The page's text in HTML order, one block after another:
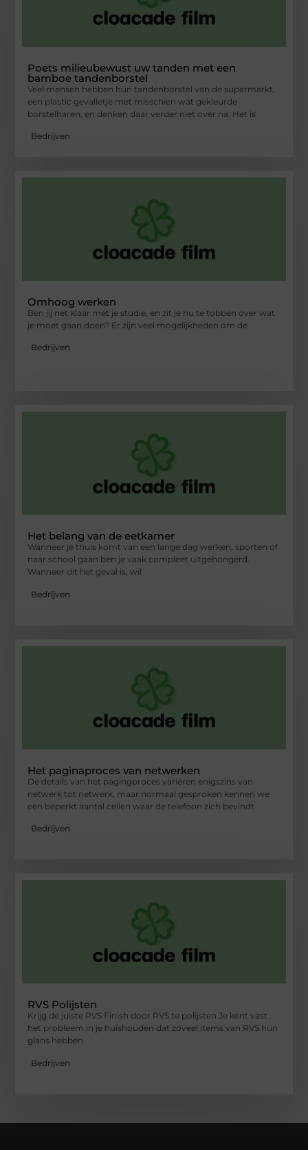
Poets milieubewust uw tanden met een
bamboe tandenborstel
Veel mensen hebben hun tandenborstel van de supermarkt,
een plastic gevalletje met misschien wat gekleurde
borstelharen, en denken daar verder niet over na. Het is
Bedrijven
Omhoog werken
Ben jij net klaar met je studie, en zit je nu te tobben over wat
je moet gaan doen? Er zijn veel mogelijkheden om de
Bedrijven
Het belang van de eetkamer
Wanneer je thuis komt van een lange dag werken, sporten of
naar school gaan ben je vaak compleet uitgehongerd.
Wanneer dit het geval is, wil
Bedrijven
Het paginaproces van netwerken
De details van het pagingproces variëren enigszins van
netwerk tot netwerk, maar normaal gesproken kennen we
een beperkt aantal cellen waar de telefoon zich bevindt
Bedrijven
RVS Polijsten
Krijg de juiste RVS Finish door RVS te polijsten Je kent vast
het probleem in je huishouden dat zoveel items van RVS hun
glans hebben
Bedrijven